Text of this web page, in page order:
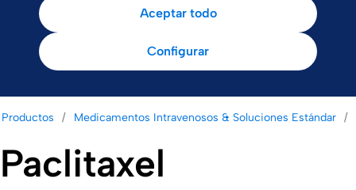
Productos Medicamentos Intravenosos & Soluciones Estándar
Paclitaxel
Aceptar todo
Configurar